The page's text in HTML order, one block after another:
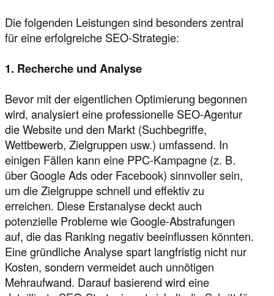
Die folgenden Leistungen sind besonders zentral
für eine erfolgreiche SEO-Strategie:
1. Recherche und Analyse
Bevor mit der eigentlichen Optimierung begonnen
wird, analysiert eine professionelle SEO-Agentur
die Website und den Markt (Suchbegriffe,
Wettbewerb, Zielgruppen usw.) umfassend. In
einigen Fällen kann eine PPC-Kampagne (z. B.
über Google Ads oder Facebook) sinnvoller sein,
um die Zielgruppe schnell und effektiv zu
erreichen. Diese Erstanalyse deckt auch
potenzielle Probleme wie Google-Abstrafungen
auf, die das Ranking negativ beeinflussen könnten.
Eine gründliche Analyse spart langfristig nicht nur
Kosten, sondern vermeidet auch unnötigen
Mehraufwand. Darauf basierend wird eine